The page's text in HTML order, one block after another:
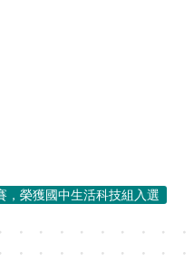
，榮獲國中生活科技組入選